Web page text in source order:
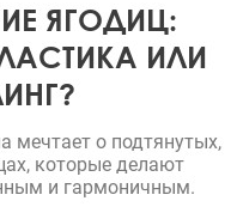
ЯГОДИЦ:
ИЛИ
мечтает о подтянутых,
которые делают
и гармоничным.